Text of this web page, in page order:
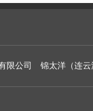
限公司 锦太洋（连